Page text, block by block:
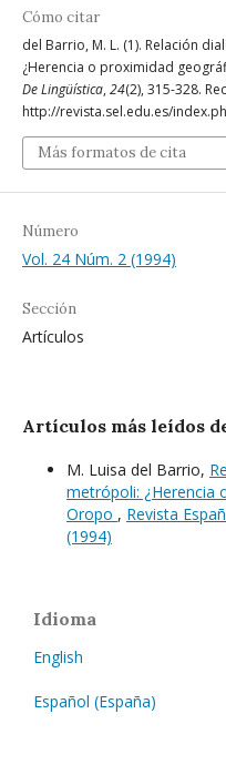
Cómo citar
del Barrio, M. L. (1). Relación
¿Herencia o proximidad
De Lingüística, 24(2), 315-328.
http://revista.sel.edu.es/
Más formatos de cita
Número
Vol. 24 Núm. 2 (1994)
Sección
Artículos
Artículos más leídos
M. Luisa del Barrio,
metrópoli: ¿Herencia
Oropo , Revista
(1994)
Idioma
English
Español (España)